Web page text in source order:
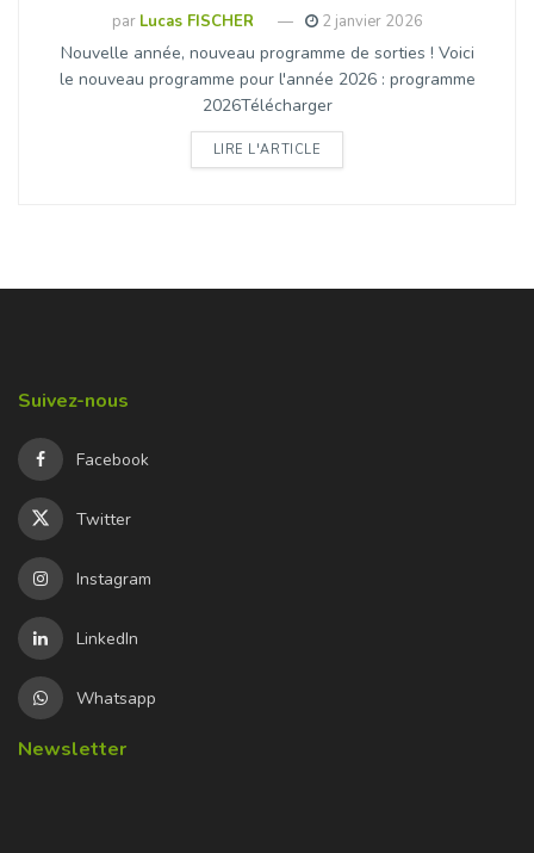
par Lucas FISCHER 2 janvier 2026
Nouvelle année, nouveau programme de sorties ! Voici
le nouveau programme pour l'année 2026 : programme
2026Télécharger
LIRE L'ARTICLE
Suivez-nous
Facebook
Twitter
Instagram
LinkedIn
Whatsapp
Newsletter